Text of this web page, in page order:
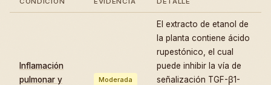
Inflamación
pulmonar y
Moderada
El extracto de etanol de
la planta contiene ácido
rupestónico, el cual
puede inhibir la vía de
señalización TGF-β1-